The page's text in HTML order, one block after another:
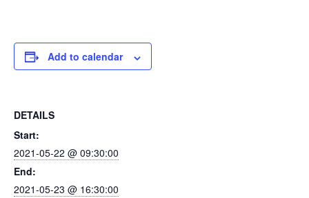
Add to calendar
DETAILS
Start:
2021-05-22 @ 09:30:00
End:
2021-05-23 @ 16:30:00